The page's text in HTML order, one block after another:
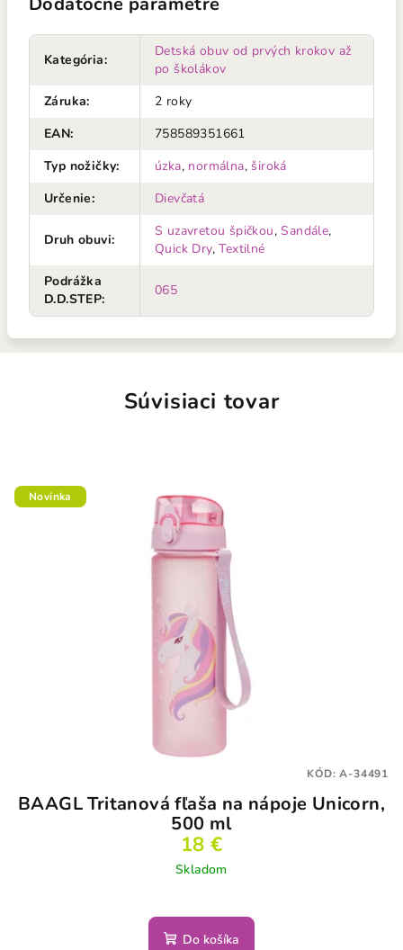
Kategória:
Detská obuv od prvých krokov až
po školákov
Záruka:
2 roky
EAN:
758589351661
Typ nožičky: úzka, normálna, široká
Určenie: Dievčatá
Druh obuvi:
S uzavretou špičkou,Sandále,
Quick Dry,Textilné
Podrážka
D.D.STEP:
065
Súvisiaci tovar
Novinka
BAAGL Tritanová fľaša na nápoje Unicorn,
500 ml
18 €
Skladom
Do košíka
KÓD:A-34491